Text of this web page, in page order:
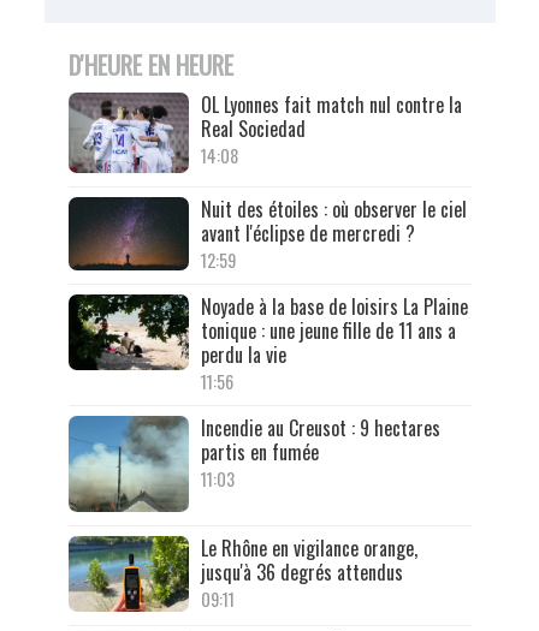
D'HEURE EN HEURE
OL Lyonnes fait match nul contre la
Real Sociedad
14:08
Nuit des étoiles : où observer le ciel
avant l'éclipse de mercredi ?
12:59
Noyade à la base de loisirs La Plaine
tonique : une jeune fille de 11 ans a
perdu la vie
11:56
Incendie au Creusot : 9 hectares
partis en fumée
11:03
Le Rhône en vigilance orange,
jusqu'à 36 degrés attendus
09:11